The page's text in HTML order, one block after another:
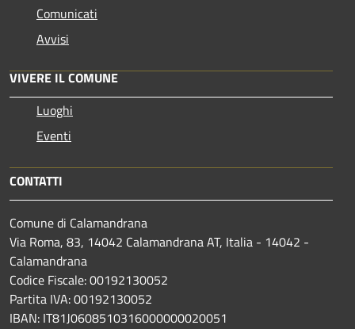
Comunicati
Avvisi
VIVERE IL COMUNE
Luoghi
Eventi
CONTATTI
Comune di Calamandrana
Via Roma, 83, 14042 Calamandrana AT, Italia - 14042 -
Calamandrana
Codice Fiscale: 00192130052
Partita IVA: 00192130052
IBAN: IT81J0608510316000000020051